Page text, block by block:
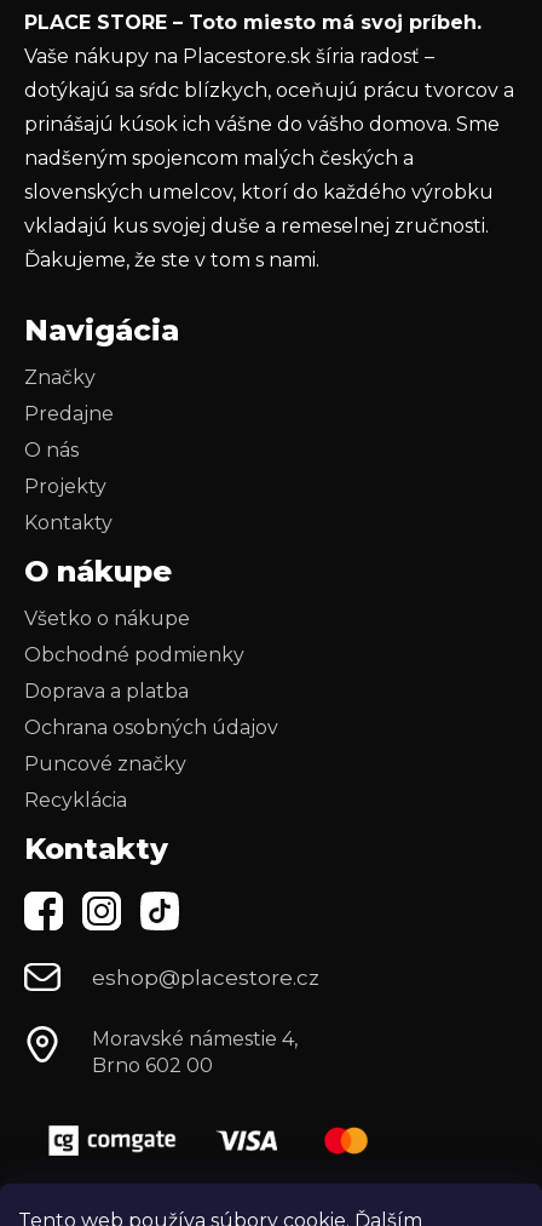
Tento web používa súbory cookie. Ďalším
v
p
i
s
u
ochrany osobných údajov
PRIHLÁSIŤ SA
PLACE STORE – Toto miesto má svoj príbeh.
Vaše nákupy na Placestore.sk šíria radosť –
dotýkajú sa sŕdc blízkych, oceňujú prácu tvorcov a
prinášajú kúsok ich vášne do vášho domova. Sme
nadšeným spojencom malých českých a
slovenských umelcov, ktorí do každého výrobku
vkladajú kus svojej duše a remeselnej zručnosti.
Ďakujeme, že ste v tom s nami.
Navigácia
Značky
Predajne
O nás
Projekty
Kontakty
O nákupe
Všetko o nákupe
Obchodné podmienky
Doprava a platba
Ochrana osobných údajov
Puncové značky
Recyklácia
Kontakty
eshop@placestore.cz
Moravské námestie 4,
Brno 602 00